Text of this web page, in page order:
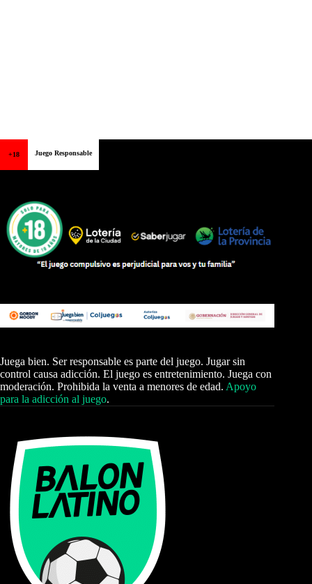
+18 Juego Responsable
Juega bien. Ser responsable es parte del juego. Jugar sin
control causa adicción. El juego es entretenimiento. Juega con
moderación. Prohibida la venta a menores de edad. Apoyo
para la adicción al juego.